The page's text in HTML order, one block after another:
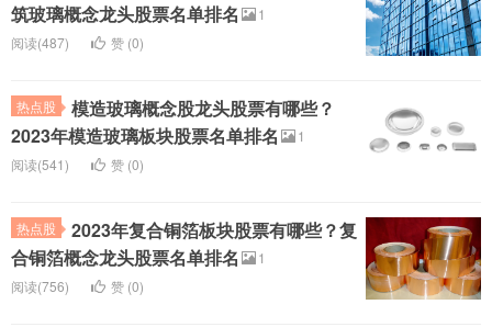
筑玻璃概念龙头股票名单排名
1
阅读(487)
赞 (0)
热点股
模造玻璃概念股龙头股票有哪些？
2023年模造玻璃板块股票名单排名
1
阅读(541)
赞 (0)
热点股
2023年复合铜箔板块股票有哪些？复
合铜箔概念龙头股票名单排名
1
阅读(756)
赞 (0)